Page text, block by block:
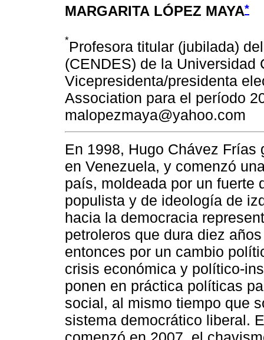
MARGARITA LÓPEZ MAYA*
*Profesora titular (jubilada)
(CENDES) de la Universidad
Vicepresidenta/presidenta
Association para el período
malopezmaya@yahoo.com
En 1998, Hugo Chávez
en Venezuela, y comenzó
país, moldeada por un fuerte
populista y de ideología de
hacia la democracia
petroleros que dura diez
entonces por un cambio
crisis económica y político-
ponen en práctica políticas
social, al mismo tiempo que
sistema democrático liberal.